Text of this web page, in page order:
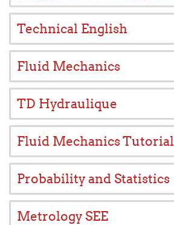
Technical English
Fluid Mechanics
TD Hydraulique
Fluid Mechanics Tutorial
Probability and Statistics
Metrology SEE